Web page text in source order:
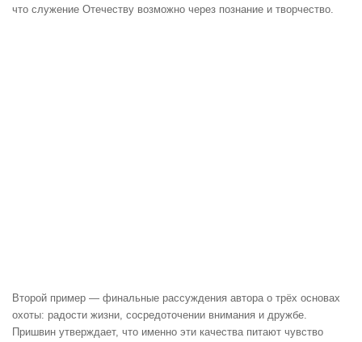
что служение Отечеству возможно через познание и творчество.
Второй пример — финальные рассуждения автора о трёх основах
охоты: радости жизни, сосредоточении внимания и дружбе.
Пришвин утверждает, что именно эти качества питают чувство